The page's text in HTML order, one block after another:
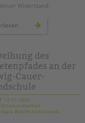
Widerstand.
unterschriftensammlung
für
mehr
grün
auf
dem
schulhof
des
an der
Cauer-
18.01.2024
Schulsozialarbeit
Brecht-Hadraschek